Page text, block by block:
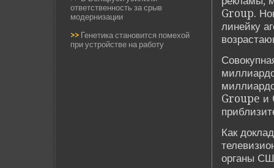
ответственность за срыв
модернизации
>> Генетика становится помехой
при устройстве на работу
Group.
линейку
Groupe и
Как
органы